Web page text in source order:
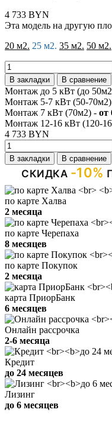
4 733 BYN
Эта модель на другую
20 м2. 25 м2. 35 м2. 50 м2.
В закладки
В сравнение
Монтаж до 5 кВт (до
Монтаж 5-7 кВт (50-
Монтаж 7 кВт (70м2) - от
Монтаж 12-16 кВт (120-
4 733 BYN
В закладки
В сравнение
СКИДКА -10%
по карте Халва
2 месяца
по карте Черепаха
8 месяцев
по карте Покупок
2 месяца
карта ПриорБанк
6 месяцев
Онлайн рассрочка
2-6 месяца
Кредит
до 24 месяцев
Лизинг
до 6 месяцев